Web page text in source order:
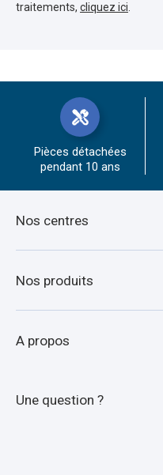
traitements, cliquez ici
Pièces détachées
pendant 10 ans
Nos centres
Amiens
Arras
Boulogne-sur-mer
Nos produits
Porte quad
A propos
Qui sommes-nous ?
Une question ?